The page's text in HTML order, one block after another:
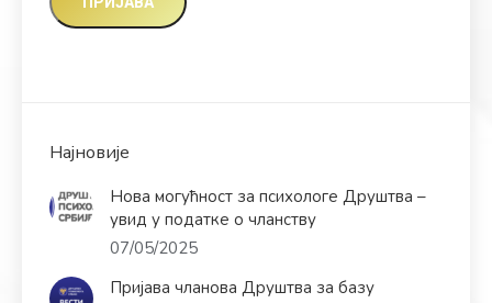
Најновије
Нова могућност за психологе Друштва –
увид у податке о чланству
07/05/2025
Пријава чланова Друштва за базу